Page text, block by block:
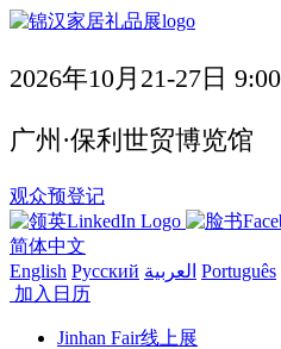
2026年10月21-27日
广州·保利世贸博览馆
观众预登记
简体中文
English Русский العربية Português
加入日历
Jinhan Fair线上展